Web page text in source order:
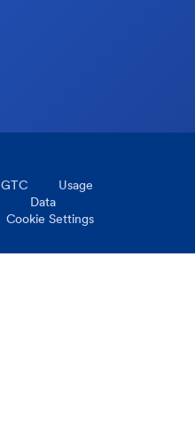
GTC
Usage
Data
Cookie Settings